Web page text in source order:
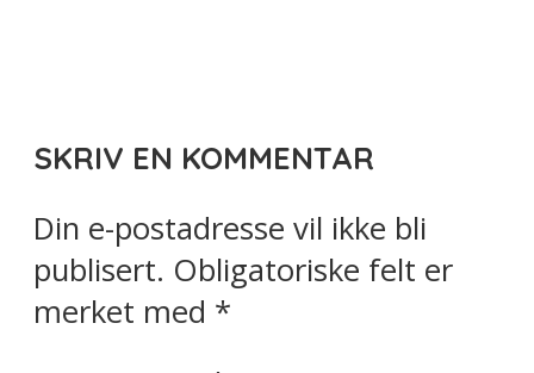
SKRIV EN KOMMENTAR
Din e-postadresse vil ikke bli
publisert. Obligatoriske felt er
merket med *